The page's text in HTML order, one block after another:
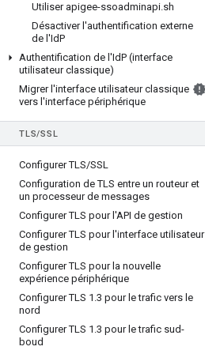
Utiliser apigee-ssoadminapi.sh
Désactiver l'authentification externe
de l'IdP
Authentification de l'IdP (interface
utilisateur classique)
Migrer l'interface utilisateur classique
vers l'interface périphérique
TLS/SSL
Configurer TLS/SSL
Configuration de TLS entre un routeur et
un processeur de messages
Configurer TLS pour l'API de gestion
Configurer TLS pour l'interface utilisateur
de gestion
Configurer TLS pour la nouvelle
expérience périphérique
Configurer TLS 1 .3 pour le trafic vers le
nord
Configurer TLS 1 .3 pour le trafic sud-
boud